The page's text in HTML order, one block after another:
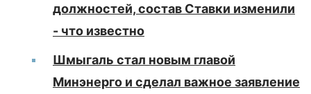
должностей, состав Ставки изменили
- что известно
Шмыгаль стал новым главой
Минэнерго и сделал важное заявление